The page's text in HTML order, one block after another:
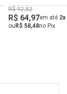
R$ 92,82
R$ 64,97em até 2x
ouR$ 58,48no Pix